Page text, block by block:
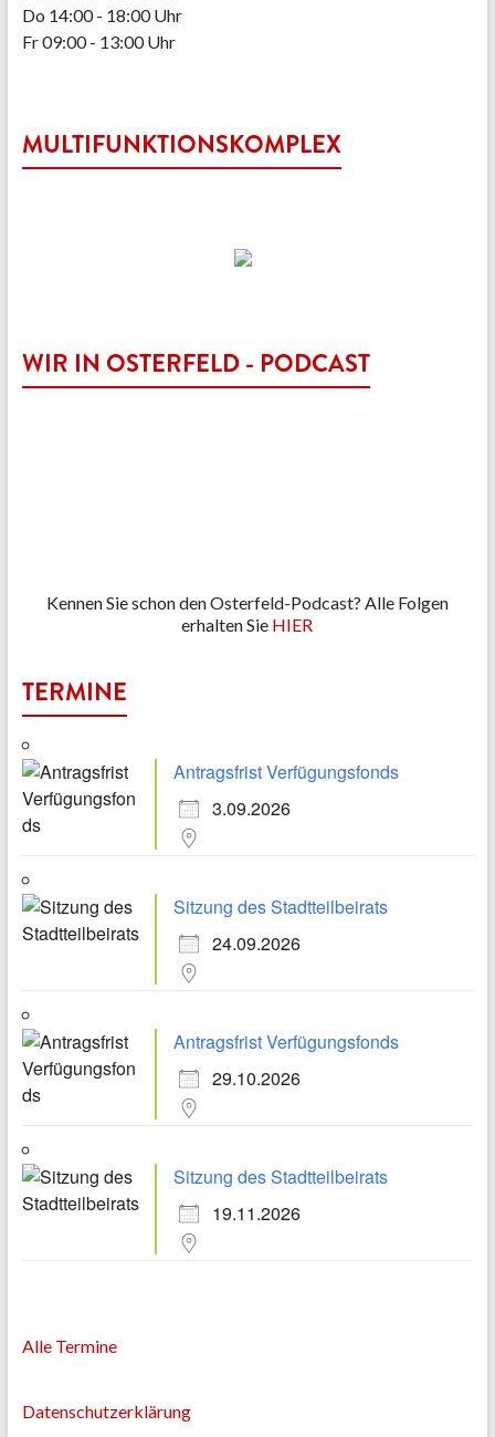
Do 14:00 - 18:00 Uhr
Fr 09:00 - 13:00 Uhr
MULTIFUNKTIONSKOMPLEX
WIR IN OSTERFELD - PODCAST
Kennen Sie schon den Osterfeld-Podcast? Alle Folgen
erhalten Sie HIER
TERMINE
Antragsfrist Verfügungsfonds
3.09.2026
Sitzung des Stadtteilbeirats
24.09.2026
Antragsfrist Verfügungsfonds
29.10.2026
Sitzung des Stadtteilbeirats
19.11.2026
Alle Termine
Datenschutzerklärung